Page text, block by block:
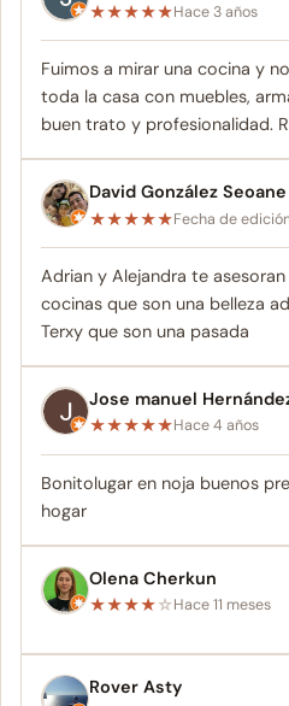
★★★★★Hace 3 años
Fuimos a mirar una cocina y
toda la casa con muebles,
buen trato y profesionalidad.
David González Seoane
★★★★★Fecha de
Adrian y Alejandra te
cocinas que son una belleza
Terxy que son una pasada
Jose manuel
★★★★★Hace 4 años
Bonitolugar en noja buenos
hogar
Olena Cherkun
★★★★☆Hace 11 meses
Rover Asty